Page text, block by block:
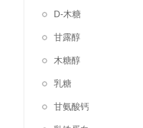
D-木糖
甘露醇
木糖醇
乳糖
甘氨酸钙